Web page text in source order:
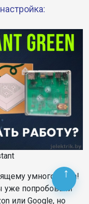
умного дома!
уже попробовали
или Google, но